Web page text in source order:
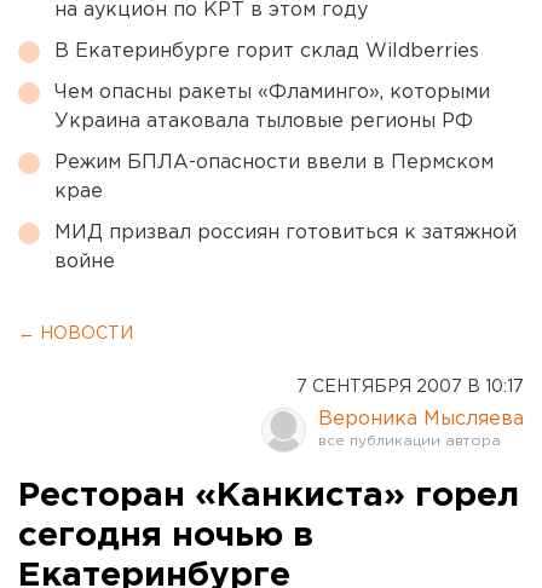
на аукцион по КРТ в этом году
В Екатеринбурге горит склад Wildberries
Чем опасны ракеты «Фламинго», которыми
Украина атаковала тыловые регионы РФ
Режим БПЛА-опасности ввели в Пермском
крае
МИД призвал россиян готовиться к затяжной
войне
← НОВОСТИ
7 СЕНТЯБРЯ 2007 В 10:17
Вероника Мысляева
Ресторан «Канкиста» горел
сегодня ночью в
Екатеринбурге